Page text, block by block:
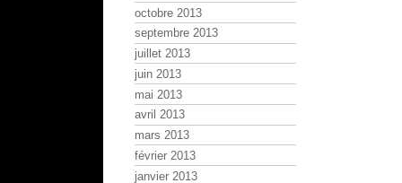
octobre 2013
septembre 2013
juillet 2013
juin 2013
mai 2013
avril 2013
mars 2013
février 2013
janvier 2013